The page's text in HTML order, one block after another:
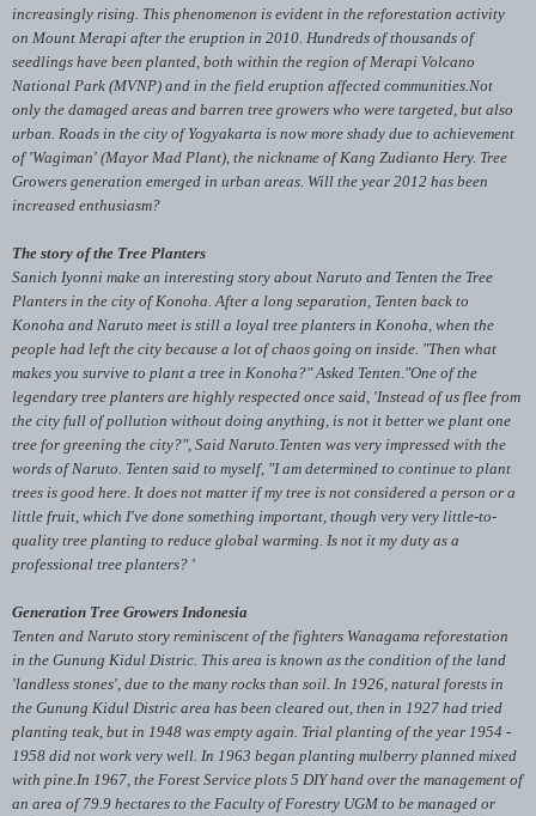
increasingly rising. This phenomenon is evident in the reforestation activity
on Mount Merapi after the eruption in 2010. Hundreds of thousands of
seedlings have been planted, both within the region of Merapi Volcano
National Park (MVNP) and in the field eruption affected communities. Not
only the damaged areas and barren tree growers who were targeted, but also
urban. Roads in the city of Yogyakarta is now more shady due to achievement
of 'Wagiman' (Mayor Mad Plant), the nickname of Kang Zudianto Hery. Tree
Growers generation emerged in urban areas. Will the year 2012 has been
increased enthusiasm?
The story of the Tree Planters
Sanich Iyonni make an interesting story about Naruto and Tenten the Tree
Planters in the city of Konoha. After a long separation, Tenten back to
Konoha and Naruto meet is still a loyal tree planters in Konoha, when the
people had left the city because a lot of chaos going on inside. "Then what
makes you survive to plant a tree in Konoha?" Asked Tenten. "One of the
legendary tree planters are highly respected once said, 'Instead of us flee from
the city full of pollution without doing anything, is not it better we plant one
tree for greening the city?", Said Naruto. Tenten was very impressed with the
words of Naruto. Tenten said to myself, "I am determined to continue to plant
trees is good here. It does not matter if my tree is not considered a person or a
little fruit, which I've done something important, though very very little-to-
quality tree planting to reduce global warming. Is not it my duty as a
professional tree planters? '
Generation Tree Growers Indonesia
Tenten and Naruto story reminiscent of the fighters Wanagama reforestation
in the Gunung Kidul Distric. This area is known as the condition of the land
'landless stones', due to the many rocks than soil. In 1926, natural forests in
the Gunung Kidul Distric area has been cleared out, then in 1927 had tried
planting teak, but in 1948 was empty again. Trial planting of the year 1954 -
1958 did not work very well. In 1963 began planting mulberry planned mixed
with pine. In 1967, the Forest Service plots 5 DIY hand over the management of
an area of ​​79.9 hectares to the Faculty of Forestry UGM to be managed or